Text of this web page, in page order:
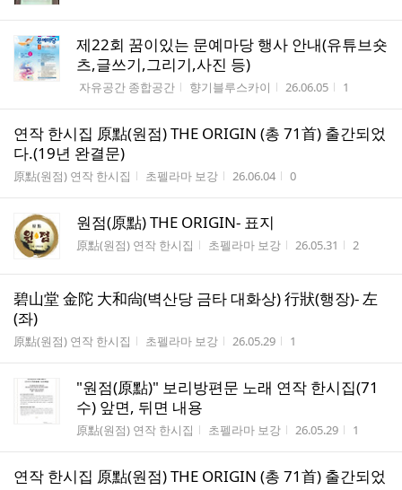
제22회 꿈이있는 문예마당 행사 안내(유튜브숏
츠,글쓰기,그리기,사진 등)
게시판명
 자유공간 종합공간 작성자
향기블루스카이 작성시간
26.06.05 조회수
1
연작 한시집 原點(원점) THE ORIGIN (총 71首) 출간되었
다.(19년 완결문)
게시판명
原點(원점) 연작 한시집 작성자
초펠라마 보강 작성시간
26.06.04 조회수
0
원점(原點) THE ORIGIN- 표지
게시판명
原點(원점) 연작 한시집 작성자
초펠라마 보강 작성시간
26.05.31 조회수
2
碧山堂 金陀 大和尙(벽산당 금타 대화상) 行狀(행장)- 左
(좌)
게시판명
原點(원점) 연작 한시집 작성자
초펠라마 보강 작성시간
26.05.29 조회수
1
"원점(原點)" 보리방편문 노래 연작 한시집(71
수) 앞면, 뒤면 내용
게시판명
原點(원점) 연작 한시집 작성자
초펠라마 보강 작성시간
26.05.29 조회수
1
연작 한시집 原點(원점) THE ORIGIN (총 71首) 출간되었